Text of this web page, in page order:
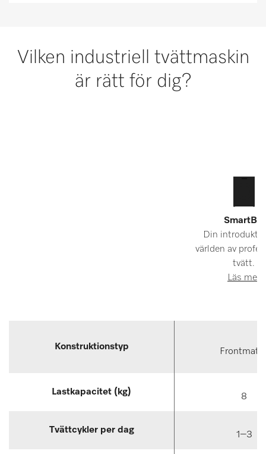
Vilken industriell tvättmaskin
är rätt för dig?
SmartBiz
Din
världen av
tvätt.
Läs mer
Konstruktionstyp
Lastkapacitet (kg) 8
Tvättcykler per dag 1–3